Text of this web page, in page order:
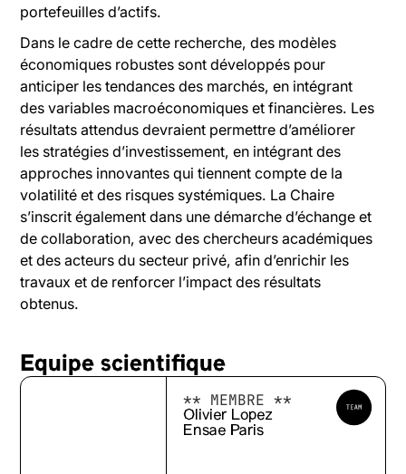
portefeuilles d’actifs.
Dans le cadre de cette recherche, des modèles
économiques robustes sont développés pour
anticiper les tendances des marchés, en intégrant
des variables macroéconomiques et financières. Les
résultats attendus devraient permettre d’améliorer
les stratégies d’investissement, en intégrant des
approches innovantes qui tiennent compte de la
volatilité et des risques systémiques. La Chaire
s’inscrit également dans une démarche d’échange et
de collaboration, avec des chercheurs académiques
et des acteurs du secteur privé, afin d’enrichir les
travaux et de renforcer l’impact des résultats
obtenus.
Equipe scientifique
** MEMBRE **
Olivier Lopez
Ensae Paris